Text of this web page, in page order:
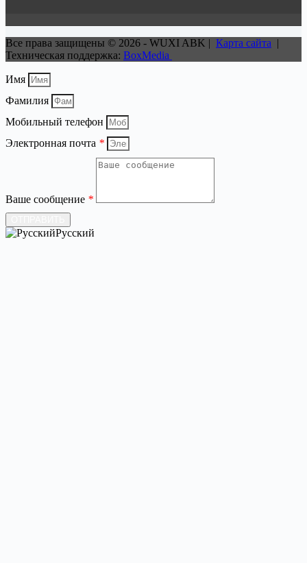
Все права защищены © 2026 - WUXI ABK | Карта сайта |
Техническая поддержка: BoxMedia
Имя
Фамилия
Мобильный телефон
Электронная почта *
Ваше сообщение *
Русский